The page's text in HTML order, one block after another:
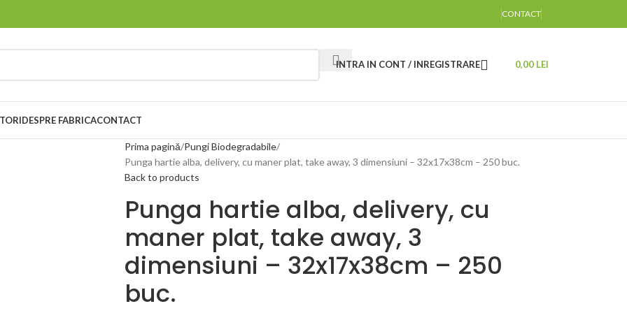
CONTACT
INTRA IN CONT / INREGISTRARE 0,00 LEI
DESPRE FABRICACONTACT
Prima pagină Pungi Biodegradabile
Punga hartie alba, delivery, cu maner plat, take away, 3 dimensiuni – 32x17x38cm – 250 buc.
Back to products
Punga hartie alba, delivery, cu
maner plat, take away, 3
dimensiuni – 32x17x38cm – 250
buc.